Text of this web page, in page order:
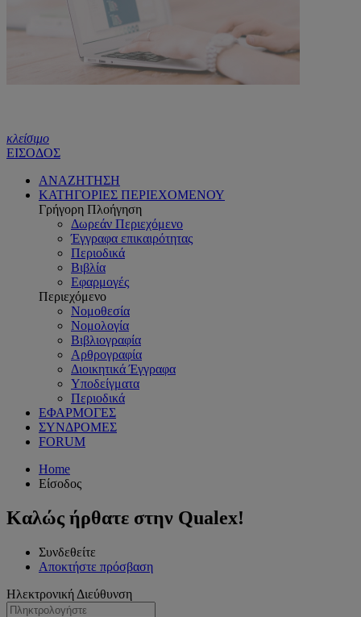
κλείσιμο
ΕΙΣΟΔΟΣ
ΑΝΑΖΗΤΗΣΗ
ΚΑΤΗΓΟΡΙΕΣ ΠΕΡΙΕΧΟΜΕΝΟΥ
Γρήγορη Πλοήγηση
Δωρεάν Περιεχόμενο
Έγγραφα επικαιρότητας
Περιοδικά
Βιβλία
Εφαρμογές
Περιεχόμενο
Νομοθεσία
Νομολογία
Βιβλιογραφία
Αρθρογραφία
Διοικητικά Έγγραφα
Υποδείγματα
Περιοδικά
ΕΦΑΡΜΟΓΕΣ
ΣΥΝΔΡΟΜΕΣ
FORUM
Home
Είσοδος
Καλώς ήρθατε στην Qualex!
Συνδεθείτε
Αποκτήστε πρόσβαση
Ηλεκτρονική Διεύθυνση